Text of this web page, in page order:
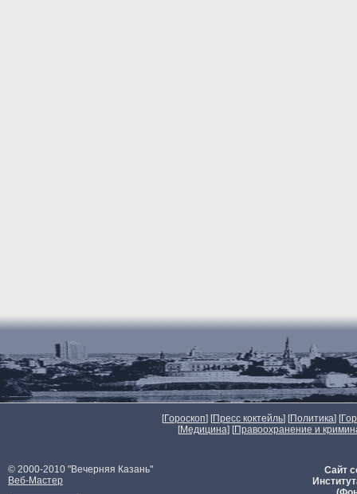
[Гороскоп] [Пресс коктейль] [Политика] [
[Медицина] [Правоохранение и
© 2000-2010 "Вечерняя Казань"
Веб-Мастер
Сайт